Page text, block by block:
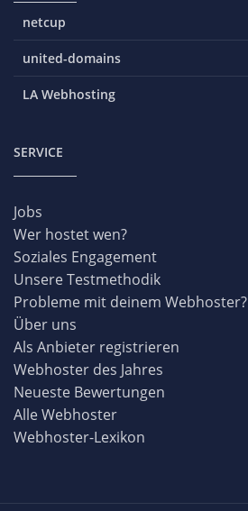
netcup
united-domains
LA Webhosting
SERVICE
Jobs
Wer hostet wen?
Soziales Engagement
Unsere Testmethodik
Probleme mit deinem Webhoster?
Über uns
Als Anbieter registrieren
Webhoster des Jahres
Neueste Bewertungen
Alle Webhoster
Webhoster-Lexikon